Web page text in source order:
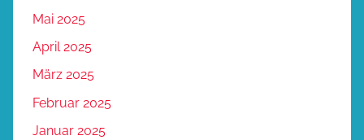
Mai 2025
April 2025
März 2025
Februar 2025
Januar 2025